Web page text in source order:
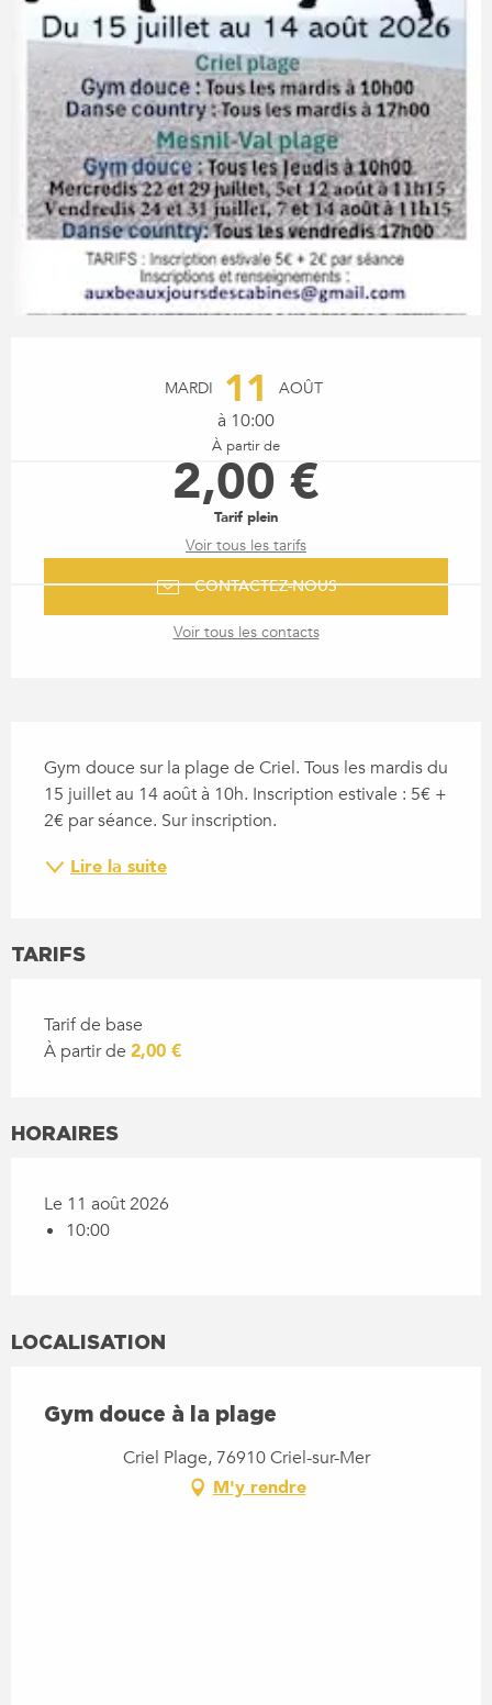
MARDI 11 AOÛT
à 10:00
À partir de
2,00 €
Tarif plein
Voir tous les tarifs
CONTACTEZ-NOUS
Voir tous les contacts
Gym douce sur la plage de Criel. Tous les mardis du
15 juillet au 14 août à 10h. Inscription estivale : 5€ +
2€ par séance. Sur inscription.
Lire la suite
TARIFS
Tarif de base
À partir de 2,00 €
HORAIRES
Le 11 août 2026
10:00
LOCALISATION
Gym douce à la plage
Criel Plage, 76910 Criel-sur-Mer
M'y rendre